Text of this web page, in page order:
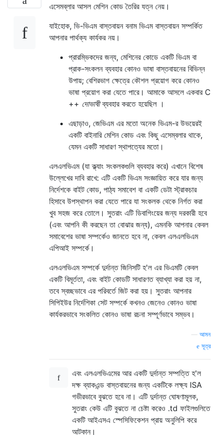
এসেমব্লার আসল মেশিন কোড তৈরির যত্ন নেয়।
যাইহোক, ভি-ভিএম বাস্তবায়ন বনাম ভিএম বাস্তবায়ন সম্পর্কিত
আপনার পার্থক্য কার্যকর নয়।
প্রারম্ভিকদের জন্য, মেশিনের কোডে একটি ভিএম বা
প্রাক-সংকলন ব্যবহার কোনও ভাষা বাস্তবায়নের বিভিন্ন
উপায়; বেশিরভাগ ক্ষেত্রে কৌশল প্রয়োগ করে কোনও
ভাষা প্রয়োগ করা যেতে পারে। আমাকে আসলে একবার C
++ দোভাষীব্যবহার করতে হয়েছিল ।
এছাড়াও, জেভিএম এর মতো অনেক ভিএম-র উভয়েরই
একটি বাইনারি মেশিন কোড এবং কিছু এসেম্বলার থাকে,
যেমন একটি সাধারণ স্থাপত্যের মতো।
এলএলভিএম (যা ক্ল্যাং সংকলকগুলি ব্যবহার করে) এখানে বিশেষ
উল্লেখের দাবি রাখে: এটি একটি ভিএম সংজ্ঞায়িত করে যার জন্য
নির্দেশকে বাইট কোড, পাঠ্য সমাবেশ বা একটি ডেটা স্ট্রাকচার
হিসাবে উপস্থাপন করা যেতে পারে যা সংকলক থেকে নির্গত করা
খুব সহজ করে তোলে। সুতরাং এটি ডিবাগিংয়ের জন্য দরকারী হবে
(এবং আপনি কী করছেন তা বোঝার জন্য), এমনকি আপনার কেবল
সমাবেশের ভাষা সম্পর্কেও জানতে হবে না, কেবল এলএলভিএম
এপিআই সম্পর্কে।
এলএলভিএম সম্পর্কে দুর্দান্ত জিনিসটি হ'ল এর ভিএমটি কেবল
একটি বিমূর্ততা, এবং বাইট কোডটি সাধারণত ব্যাখ্যা করা হয় না,
তবে স্বচ্ছভাবে এর পরিবর্তে জিট করা হয়। সুতরাং আপনার
সিপিইউর নির্দেশিকা সেট সম্পর্কে কখনও জেনেও কোনও ভাষা
কার্যকরভাবে সংকলিত কোনও ভাষা রচনা সম্পূর্ণভাবে সম্ভব।
আমন
সূত্র
এবং এলএলভিএমের আর একটি দুর্দান্ত সম্পত্তি হ'ল
দক্ষ ব্যাকএন্ড বাস্তবায়নের জন্য একটিকে লক্ষ্য ISA
গভীরভাবে বুঝতে হবে না। এটি দুর্দান্ত ঘোষণামূলক,
সুতরাং কেউ এটি বুঝতে না চেষ্টা করেও .td ফাইলগুলিতে
একটি আইএসএ স্পেসিফিকেশন প্রায় অনুলিপি করে
আটকান।